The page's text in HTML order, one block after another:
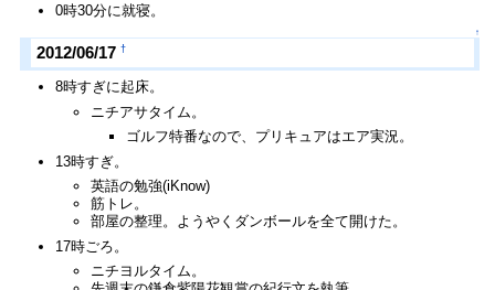
0時30分に就寝。
↑
2012/06/17 †
8時すぎに起床。
ニチアサタイム。
ゴルフ特番なので、プリキュアはエア実況。
13時すぎ。
英語の勉強(iKnow)
筋トレ。
部屋の整理。ようやくダンボールを全て開けた。
17時ごろ。
ニチヨルタイム。